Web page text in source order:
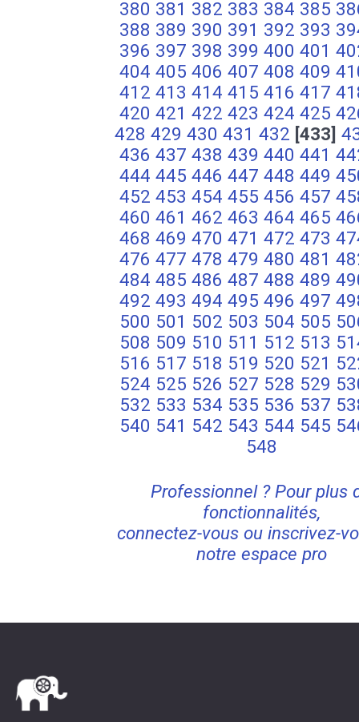
380 381 382 383 384 385
388 389 390 391 392 393
396 397 398 399 400 401
404 405 406 407 408 409
412 413 414 415 416 417
420 421 422 423 424 425
428 429 430 431 432 [433]
436 437 438 439 440 441
444 445 446 447 448 449
452 453 454 455 456 457
460 461 462 463 464 465
468 469 470 471 472 473
476 477 478 479 480 481
484 485 486 487 488 489
492 493 494 495 496 497
500 501 502 503 504 505
508 509 510 511 512 513
516 517 518 519 520 521
524 525 526 527 528 529
532 533 534 535 536 537
540 541 542 543 544 545
548
Professionnel ? Pour plus
fonctionnalités,
connectez-vous ou inscrivez-
notre espace pro